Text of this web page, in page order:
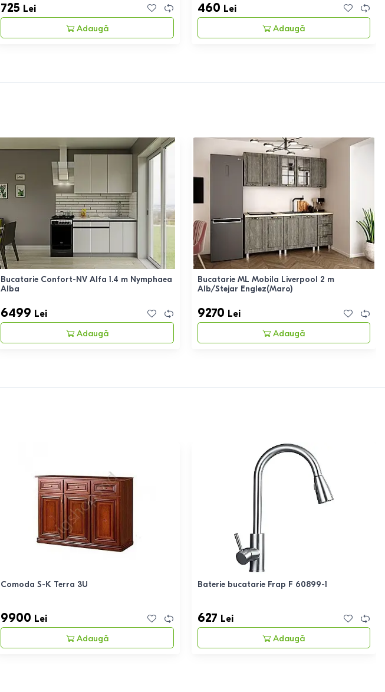
725 Lei
Adaugă
460 Lei
Adaugă
Bucatarie Confort-NV Alfa 1.4 m Nymphaea
Alba
6499 Lei
Adaugă
Bucatarie ML Mobila Liverpool 2 m
Alb/Stejar Englez(Maro)
9270 Lei
Adaugă
Comoda S-K Terra 3U
9900 Lei
Adaugă
Baterie bucatarie Frap F 60899-1
627 Lei
Adaugă